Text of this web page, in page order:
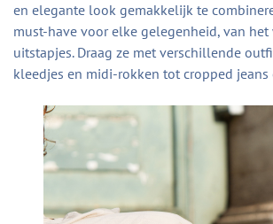
en elegante look gemakkelijk te
must-have voor elke gelegenheid, van het
uitstapjes. Draag ze met verschillende
kleedjes en midi-rokken tot cropped